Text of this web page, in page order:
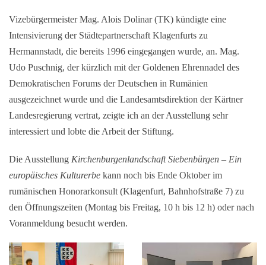
Vizebürgermeister Mag. Alois Dolinar (TK) kündigte eine
Intensivierung der Städtepartnerschaft Klagenfurts zu
Hermannstadt, die bereits 1996 eingegangen wurde, an. Mag.
Udo Puschnig, der kürzlich mit der Goldenen Ehrennadel des
Demokratischen Forums der Deutschen in Rumänien
ausgezeichnet wurde und die Landesamtsdirektion der Kärtner
Landesregierung vertrat, zeigte ich an der Ausstellung sehr
interessiert und lobte die Arbeit der Stiftung.
Die Ausstellung Kirchenburgenlandschaft Siebenbürgen – Ein
europäisches Kulturerbe kann noch bis Ende Oktober im
rumänischen Honorarkonsult (Klagenfurt, Bahnhofstraße 7) zu
den Öffnungszeiten (Montag bis Freitag, 10 h bis 12 h) oder nach
Voranmeldung besucht werden.